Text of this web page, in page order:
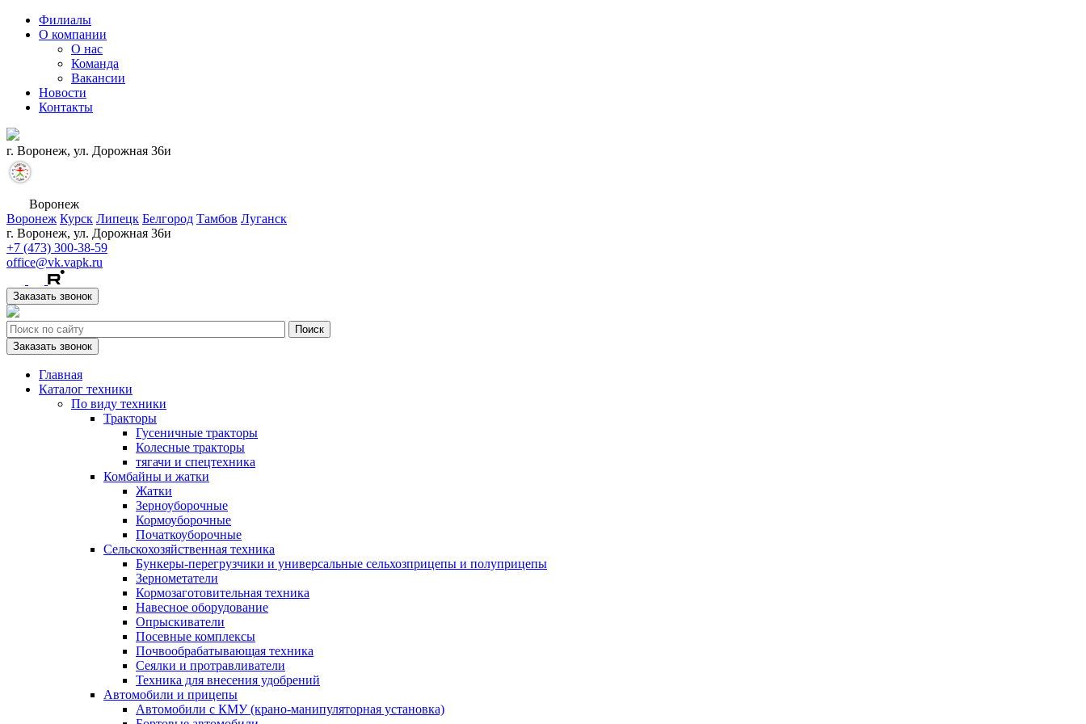
Филиалы
О компании
О нас
Команда
Вакансии
Новости
Контакты
г. Воронеж, ул. Дорожная 36и
Воронеж
Воронеж Курск Липецк Белгород Тамбов Луганск
г. Воронеж, ул. Дорожная 36и
+7 (473) 300-38-59
office@vk.vapk.ru
Заказать звонок
Заказать звонок
Главная
Каталог техники
По виду техники
Тракторы
Гусеничные тракторы
Колесные тракторы
тягачи и спецтехника
Комбайны и жатки
Жатки
Зерноуборочные
Кормоуборочные
Початкоуборочные
Сельскохозяйственная техника
Бункеры-перегрузчики и универсальные сельхозприцепы и полуприцепы
Зернометатели
Кормозаготовительная техника
Навесное оборудование
Опрыскиватели
Посевные комплексы
Почвообрабатывающая техника
Сеялки и протравливатели
Техника для внесения удобрений
Автомобили и прицепы
Автомобили с КМУ (крано-манипуляторная установка)